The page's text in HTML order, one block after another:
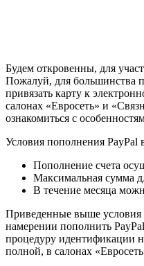
Будем откровенны, для
Пожалуй, для большинства
привязать карту к
салонах «Евросеть» и
ознакомиться с
Условия пополнения PayPal
Пополнение счета
Максимальная сумма
В течение месяца
Приведенные выше условия
намерении пополнить
процедуру идентификации
полной, в салонах